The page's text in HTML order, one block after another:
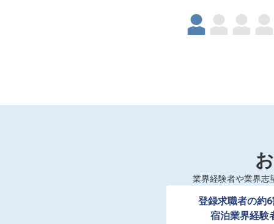
業界経験者や業界志
登録求職者の約
宿泊業界経験